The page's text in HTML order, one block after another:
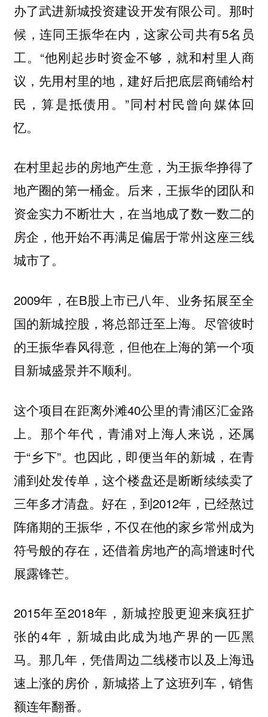
办了武进新城投资建设开发有限公司。那时
候，连同王振华在内，这家公司共有5名员
工。“他刚起步时资金不够，就和村里人商
议，先用村里的地，建好后把底层商铺给村
民，算是抵债用。”同村村民曾向媒体回
忆。
在村里起步的房地产生意，为王振华挣得了
地产圈的第一桶金。后来，王振华的团队和
资金实力不断壮大，在当地成了数一数二的
房企，他开始不再满足偏居于常州这座三线
城市了。
2009年，在B股上市已八年、业务拓展至全
国的新城控股，将总部迁至上海。尽管彼时
的王振华春风得意，但他在上海的第一个项
目新城盛景并不顺利。
这个项目在距离外滩40公里的青浦区汇金路
上。那个年代，青浦对上海人来说，还属
于“乡下”。也因此，即便当年的新城，在青
浦到处发传单，这个楼盘还是断断续续卖了
三年多才清盘。好在，到2012年，已经熬过
阵痛期的王振华，不仅在他的家乡常州成为
符号般的存在，还借着房地产的高增速时代
展露锋芒。
2015年至2018年，新城控股更迎来疯狂扩
张的4年，新城由此成为地产界的一匹黑
马。那几年，凭借周边二线楼市以及上海迅
速上涨的房价，新城搭上了这班列车，销售
额连年翻番。